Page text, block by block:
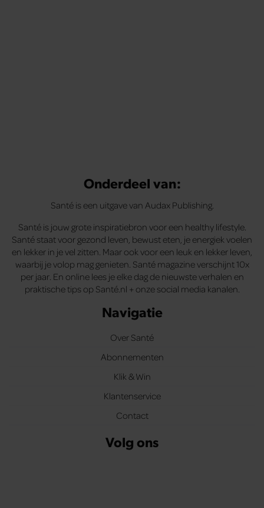
Onderdeel van:
Santé is een uitgave van Audax Publishing.
Santé is jouw grote inspiratiebron voor een healthy lifestyle.
Santé staat voor gezond leven, bewust eten, je energiek voelen
en lekker in je vel zitten. Maar ook voor een leuk en lekker leven,
waarbij je volop mag genieten. Santé magazine verschijnt 10x
per jaar. En online lees je elke dag de nieuwste verhalen en
praktische tips op Santé.nl + onze social media kanalen.
Navigatie
Over Santé
Abonnementen
Klik & Win
Klantenservice
Contact
Volg ons